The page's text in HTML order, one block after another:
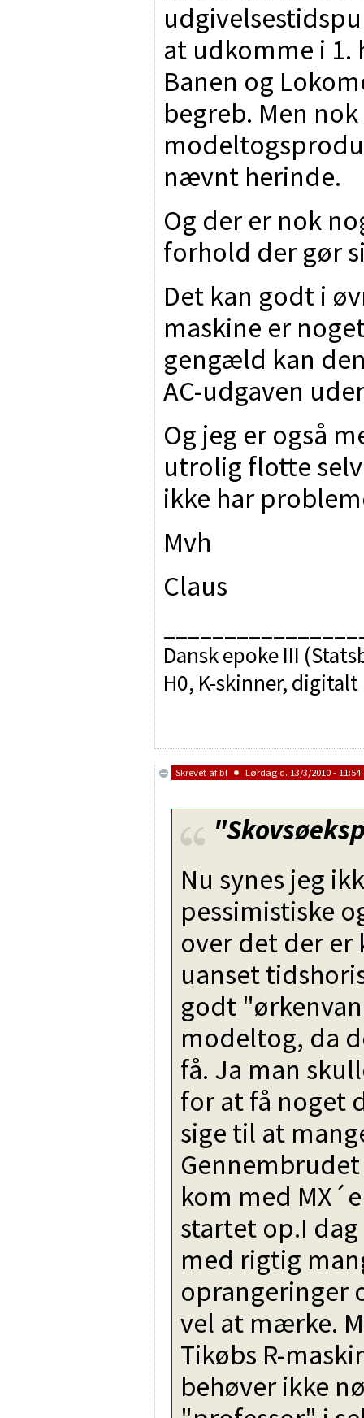
at udkomme i 1.
Banen og
begreb. Men
nævnt herinde.
Og der er nok
forhold der gør
Det kan godt i
maskine er
gengæld kan
AC-udgaven
Og jeg er også
utrolig flotte
ikke har
Mvh
Claus
Dansk epoke III
H0, K-skinner, digitalt
Skrevet afbl Lørdag d. 13/3/2010 - 11:54
Nu synes jeg
pessimistiske
over det der
uanset
godt
modeltog, da
få. Ja man
for at få noget
sige til at
kom med
startet op.I
med rigtig
oprangeringer
vel at mærke.
Tikøbs R-
behøver ikke